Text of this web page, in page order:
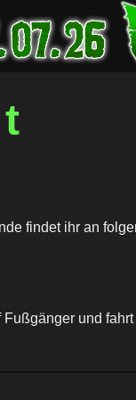
findet ihr an
und